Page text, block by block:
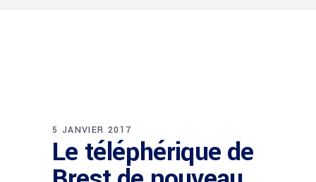
5 JANVIER 2017
Le téléphérique de